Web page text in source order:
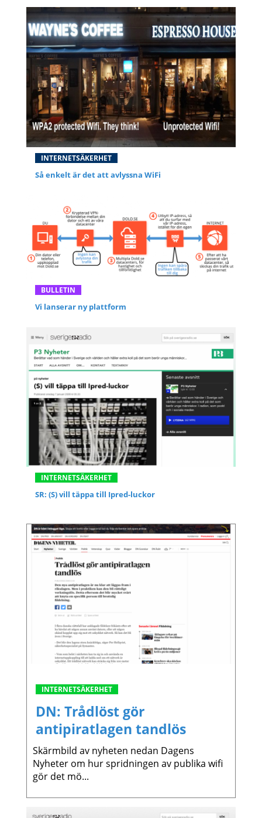
INTERNETSÄKERHET
Så enkelt är det att avlyssna WiFi
BULLETIN
Vi lanserar ny plattform
INTERNETSÄKERHET
SR: (S) vill täppa till Ipred-luckor
INTERNETSÄKERHET
DN: Trådlöst gör
antipiratlagen tandlös
Skärmbild av nyheten nedan Dagens
Nyheter om hur spridningen av publika wifi
gör det mö...